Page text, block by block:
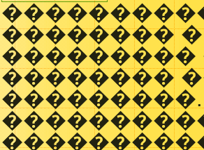
�������� �
���������
��������
���������.